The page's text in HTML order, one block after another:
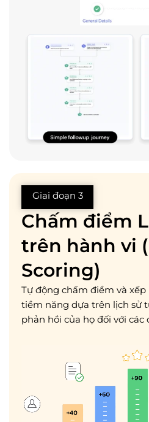
Giai đoạn 3
Chấm điểm
trên hành vi
Scoring)
Tự động chấm điểm và
tiềm năng dựa trên lịch sử
phản hồi của họ đối với các